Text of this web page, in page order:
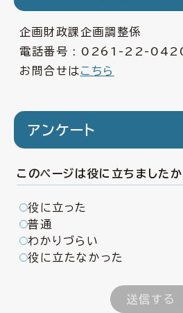
企画財政課企画調整係
電話番号 : 0261-22-
お問合せはこちら
アンケート
このページは役に立ちましたか
役に立った
普通
わかりづらい
役に立たなかった